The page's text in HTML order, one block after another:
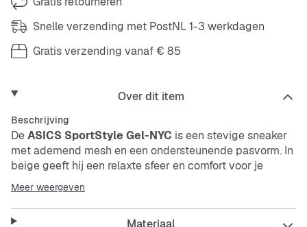
Snelle verzending met PostNL 1-3 werkdagen
Gratis verzending vanaf € 85
Over dit item
Beschrijving
DeASICS SportStyle Gel-NYC is een stevige sneaker
met ademend mesh en een ondersteunende pasvorm. In
beige geeft hij een relaxte sfeer en comfort voor je
dagelijkse look. De veters zorgen voor een perfecte grip,
terwijl het duurzame materiaal makkelijk te
onderhouden is.
Meer weergeven
Materiaal